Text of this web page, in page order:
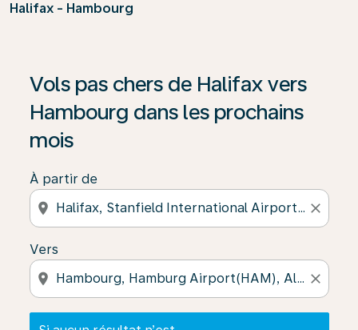
Halifax - Hambourg
Vols pas chers de Halifax vers
Hambourg dans les prochains
mois
À partir de
location_on close
Vers
location_on close
Si aucun résultat n’est disponible, cliquez sur «